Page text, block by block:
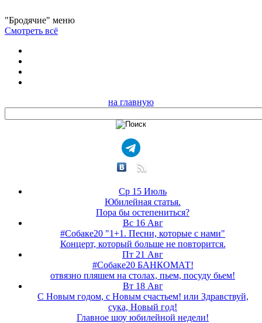
"Бродячие" меню
Смотреть всё
на главную
Ср 15 Июль
Юбилейная статья.
Пора бы остепениться?
Вс 16 Авг
#Собаке20 "1+1. Песни, которые с нами"
Концерт, который больше не повторится.
Пт 21 Авг
#Собаке20 БАНКОМАТ!
отвязно пляшем на столах, пьем, посуду бьем!
Вт 18 Авг
С Новым годом, с Новым счастьем! или Здравствуй,
сука, Новый год!
Главное шоу юбилейной недели!